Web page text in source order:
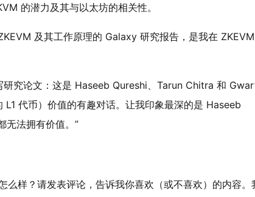
的潜力及其与以太坊的相关性。
及其工作原理的 Galaxy 研究报告，是我在
究论文：这是 Haseeb Qureshi、Tarun Chitra 和
代币）价值的有趣对话。让我印象最深的是 Haseeb
无法拥有价值。”
样？请发表评论，告诉我你喜欢（或不喜欢）的内容。